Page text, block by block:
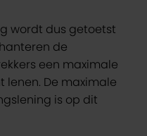
wordt dus getoetst
de
een maximale
lenen. De maximale
is op dit